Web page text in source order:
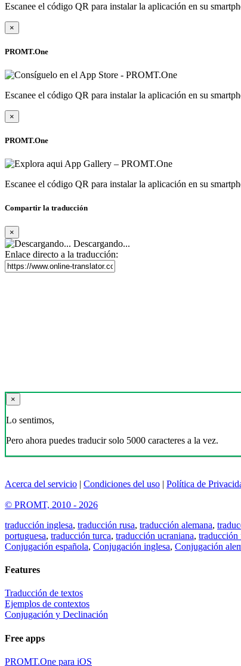
Escanee el código QR para instalar la aplicación en su
×
PROMT.One
Escanee el código QR para instalar la aplicación en su
×
PROMT.One
Escanee el código QR para instalar la aplicación en su
Compartir la traducción
×
Descargando...
Enlace directo a la traducción:
×
Lo sentimos,
Pero ahora puedes traducir solo 5000 caracteres a la vez.
Acerca del servicio | Condiciones del uso | Política de
© PROMT, 2010 - 2026
traducción inglesa, traducción rusa, traducción alemana,
portuguesa, traducción turca, traducción ucraniana, traducción
Conjugación española, Conjugación inglesa, Conjugación
Features
Traducción de textos
Ejemplos de contextos
Conjugación y Declinación
Free apps
PROMT.One para iOS